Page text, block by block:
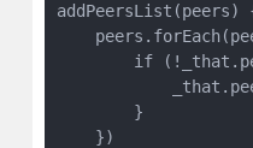
addPeersList(peers)
if
        }
    })